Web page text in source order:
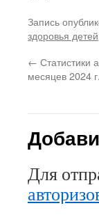
Запись
здоровья детей
← Статистики
месяцев 2024 г.
Для